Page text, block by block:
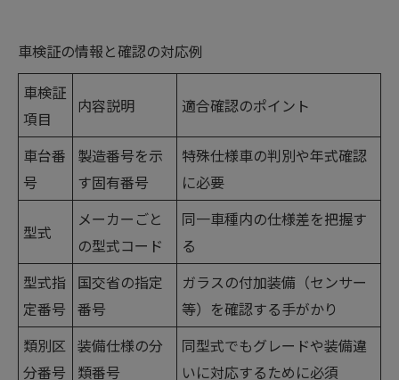
車検証の情報と確認の対応例
車検証
項目
内容説明 適合確認のポイント
車台番
号
製造番号を示
す固有番号
特殊仕様車の判別や年式確認
に必要
型式
メーカーごと
の型式コード
同一車種内の仕様差を把握す
る
型式指
定番号
国交省の指定
番号
ガラスの付加装備（センサー
等）を確認する手がかり
類別区
分番号
装備仕様の分
類番号
同型式でもグレードや装備違
いに対応するために必須